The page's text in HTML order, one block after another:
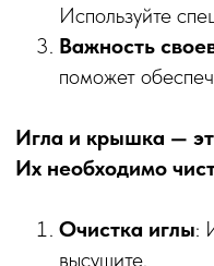
Используйте
Важность
поможет
Игла и крышка —
Их необходимо
Очистка иглы:
высушите.